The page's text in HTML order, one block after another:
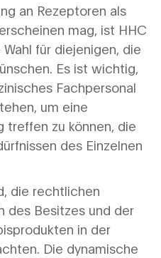
an Rezeptoren als
mag, ist HHC
für diejenigen, die
Es ist wichtig,
Fachpersonal
um eine
treffen zu können, die
des Einzelnen
die rechtlichen
des Besitzes und der
in der
Die dynamische